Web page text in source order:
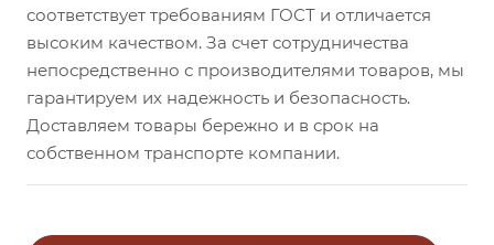
соответствует требованиям ГОСТ и отличается
высоким качеством. За счет сотрудничества
непосредственно с производителями товаров, мы
гарантируем их надежность и безопасность.
Доставляем товары бережно и в срок на
собственном транспорте компании.